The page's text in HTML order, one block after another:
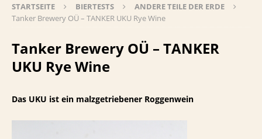
STARTSEITE BIERTESTS
ANDERE TEILE DER ERDE
Tanker Brewery OÜ – TANKER UKU Rye Wine
Tanker Brewery OÜ – TANKER
UKU Rye Wine
Das UKU ist ein malzgetriebener Roggenwein